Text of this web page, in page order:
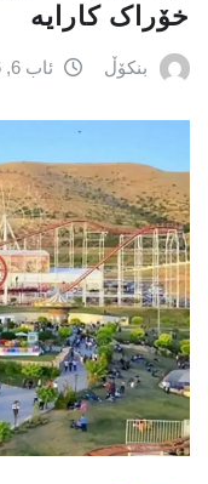
خۆراک کارایە
بنکۆڵ ئاب 6, 2026